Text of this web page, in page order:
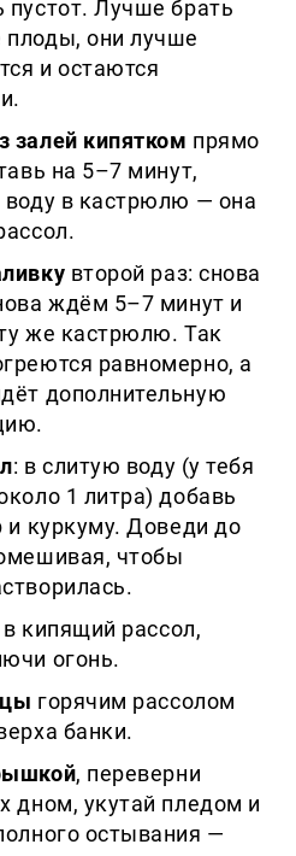
пустот. Лучше брать
плоды, они лучше
и остаются
залей кипятком прямо
на 5–7 минут,
воду в кастрюлю — она
второй раз: снова
ждём 5–7 минут и
же кастрюлю. Так
равномерно, а
дополнительную
: в слитую воду (у тебя
1 литра) добавь
и куркуму. Доведи до
чтобы
в кипящий рассол,
огонь.
горячим рассолом
банки.
, переверни
дном, укутай пледом и
остывания —